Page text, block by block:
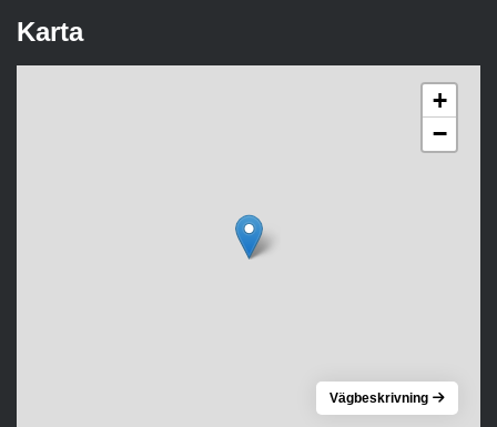
Karta
+
−
Vägbeskrivning